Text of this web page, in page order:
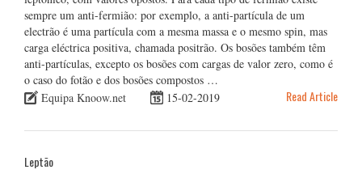
sempre um anti-fermião: por exemplo, a anti-partícula de um
electrão é uma partícula com a mesma massa e o mesmo spin, mas
carga eléctrica positiva, chamada positrão. Os bosões também têm
anti-partículas, excepto os bosões com cargas de valor zero, como é
o caso do fotão e dos bosões compostos …
Equipa Knoow.net
15-02-2019 Read Article
Leptão